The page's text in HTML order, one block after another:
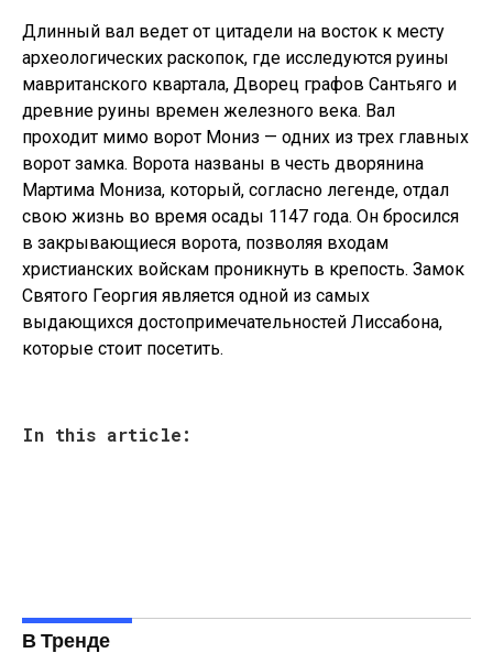
Длинный вал ведет от цитадели на восток к месту
археологических раскопок, где исследуются руины
мавританского квартала, Дворец графов Сантьяго и
древние руины времен железного века. Вал
проходит мимо ворот Мониз — одних из трех главных
ворот замка. Ворота названы в честь дворянина
Мартима Мониза, который, согласно легенде, отдал
свою жизнь во время осады 1147 года. Он бросился
в закрывающиеся ворота, позволяя входам
христианских войскам проникнуть в крепость. Замок
Святого Георгия является одной из самых
выдающихся достопримечательностей Лиссабона,
которые стоит посетить.
In this article:
В Тренде